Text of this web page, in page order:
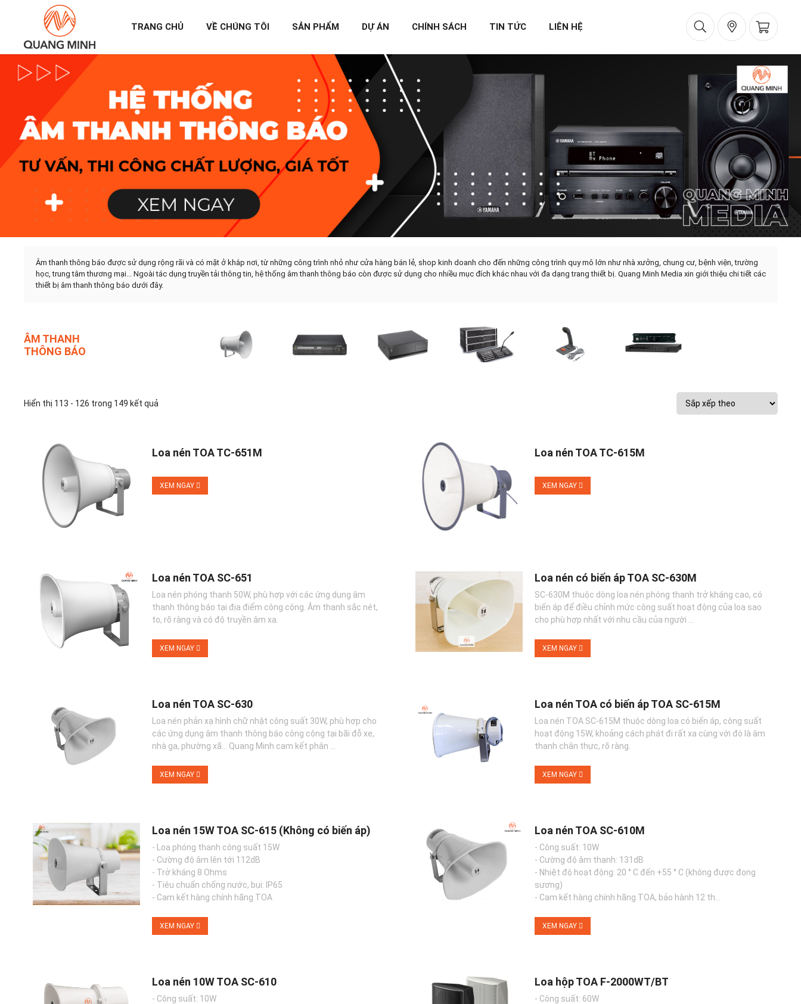
TRANG CHỦ VỀ CHÚNG TÔI SẢN PHẨM DỰ ÁN CHÍNH SÁCH TIN TỨC LIÊN HỆ
Âm thanh thông báo được sử dụng rộng rãi và có mặt ở khắp nơi, từ những công trình nhỏ như cửa hàng bán lẻ, shop kinh doanh cho đến những công trình quy mô lớn như nhà xưởng, chung cư, bệnh viện, trường
học, trung tâm thương mại... Ngoài tác dụng truyền tải thông tin, hệ thống âm thanh thông báo còn được sử dụng cho nhiều mục đích khác nhau với đa dạng trang thiết bị. Quang Minh Media xin giới thiệu chi tiết các
thiết bị âm thanh thông báo dưới đây.
ÂM THANH
THÔNG BÁO
Hiển thị 113 - 126 trong 149 kết quả
Loa nén TOA TC-651M
XEM NGAY
Loa nén TOA TC-615M
XEM NGAY
Loa nén TOA SC-651
Loa nén phóng thanh 50W, phù hợp với các ứng dụng âm
thanh thông báo tại địa điểm công cộng. Âm thanh sắc nét,
to, rõ ràng và có độ truyền âm xa.
XEM NGAY
Loa nén có biến áp TOA SC-630M
SC-630M thuộc dòng loa nén phóng thanh trở kháng cao, có
biến áp để điều chỉnh mức công suất hoạt động của loa sao
cho phù hợp nhất với nhu cầu của người ...
XEM NGAY
Loa nén TOA SC-630
Loa nén phản xạ hình chữ nhật công suất 30W, phù hợp cho
các ứng dụng âm thanh thông báo công cộng tại bãi đỗ xe,
nhà ga, phường xã... Quang Minh cam kết phân ...
XEM NGAY
Loa nén TOA có biến áp TOA SC-615M
Loa nén TOA SC-615M thuộc dòng loa có biến áp, công suất
hoạt động 15W, khoảng cách phát đi rất xa cùng với đó là âm
thanh chân thực, rõ ràng.
XEM NGAY
Loa nén 15W TOA SC-615 (Không có biến áp)
- Loa phóng thanh công suất 15W
- Cường độ âm lên tới 112dB
- Trở kháng 8 Ohms
- Tiêu chuẩn chống nước, bụi: IP65
- Cam kết hàng chính hãng TOA
XEM NGAY
Loa nén TOA SC-610M
- Công suất: 10W
- Cường độ âm thanh: 131dB
- Nhiệt độ hoạt động: 20 ° C đến +55 ° C (không được đọng
sương)
- Cam kết hàng chính hãng TOA, bảo hành 12 th...
XEM NGAY
Loa nén 10W TOA SC-610
- Công suất: 10W
Loa hộp TOA F-2000WT/BT
- Công suất: 60W